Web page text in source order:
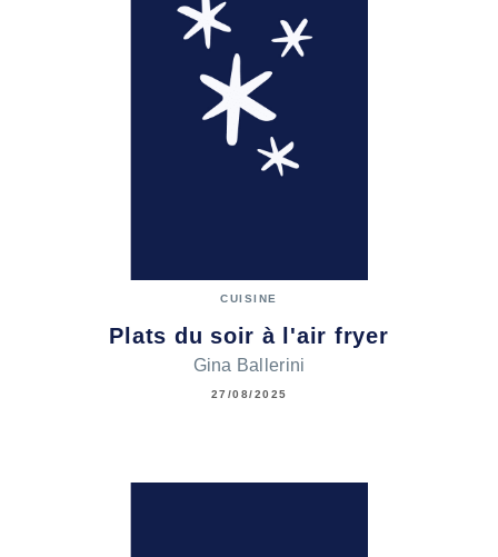
CUISINE
Plats du soir à l'air fryer
Gina Ballerini
27/08/2025